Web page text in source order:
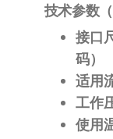
技术参数（
接口
码）
适用
工作
使用